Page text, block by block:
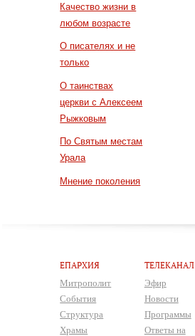
Качество жизни в
любом возрасте
О писателях и не
только
О таинствах
церкви с Алексеем
Рыжковым
По Святым местам
Урала
Мнение поколения
ЕПАРХИЯ
Митрополит
События
Структура
Храмы
ТЕЛЕКАНАЛ
Эфир
Новости
Программы
Ответы на